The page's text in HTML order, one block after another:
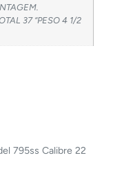
37 “PESO 4 1/2
795ss Calibre 22